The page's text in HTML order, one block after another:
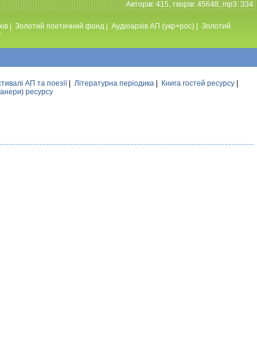
Авторiв: 415, творiв: 45648, mp3: 334
Золотий поетичний фонд Аудiоархiв АП (укр+рос)
Золотий
АП та поезiї| Літературна періодика Книга гостей ресурсу
ресурсу